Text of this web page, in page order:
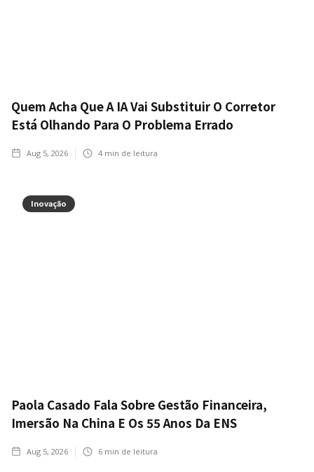
Quem Acha Que A IA Vai Substituir O Corretor
Está Olhando Para O Problema Errado
Aug 5, 2026 4 min de leitura
Inovação
Paola Casado Fala Sobre Gestão Financeira,
Imersão Na China E Os 55 Anos Da ENS
Aug 5, 2026 6 min de leitura